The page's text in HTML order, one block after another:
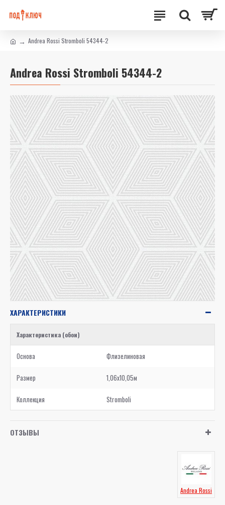
Andrea Rossi Stromboli 54344-2
Andrea Rossi Stromboli 54344-2
ХАРАКТЕРИСТИКИ
Характеристика (обои)
Основа Флизелиновая
Размер 1,06x10,05м
Коллекция Stromboli
ОТЗЫВЫ
Andrea Rossi